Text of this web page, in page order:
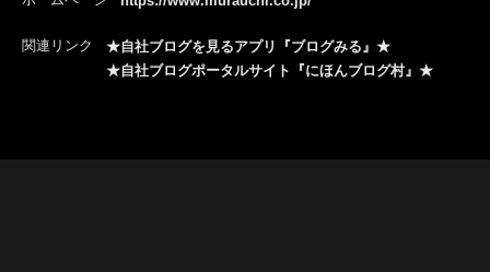
関連リンク
★自社ブログを見るアプリ『ブログみる』★
★自社ブログポータルサイト『にほんブログ村』★